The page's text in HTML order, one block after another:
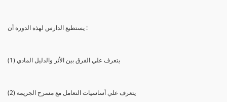
يستطيع الدارس لهذه الدورة أن :
(1) يتعرف علي الفرق بين الأثر والدليل المادي
(2) يتعرف علي أساسيات التعامل مع مسرح الجريمة